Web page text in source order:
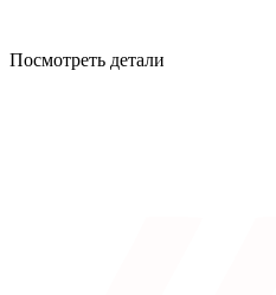
Посмотреть детали